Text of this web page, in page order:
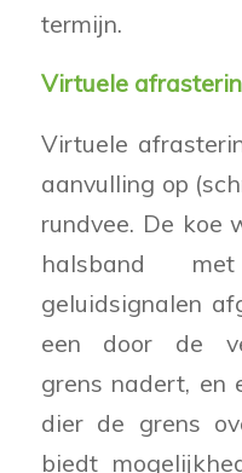
termijn.
Virtuele
Virtuele
aanvulling op
rundvee. De koe
halsband
geluidsignalen
een door de
grens nadert, en
dier de grens
biedt